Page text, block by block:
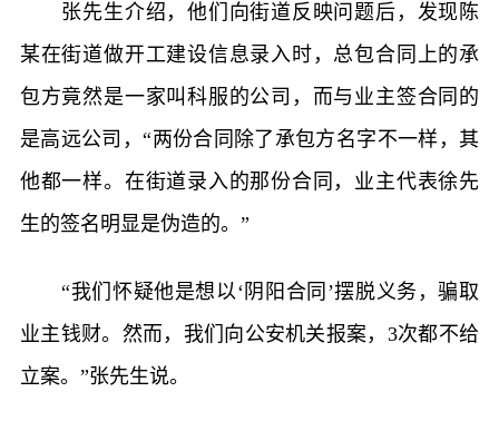
张先生介绍，他们向街道反映问题后，发现陈
某在街道做开工建设信息录入时，总包合同上的承
包方竟然是一家叫科服的公司，而与业主签合同的
是高远公司，“两份合同除了承包方名字不一样，其
他都一样。在街道录入的那份合同，业主代表徐先
生的签名明显是伪造的。”
“我们怀疑他是想以‘阴阳合同’摆脱义务，骗取
业主钱财。然而，我们向公安机关报案，3次都不给
立案。”张先生说。